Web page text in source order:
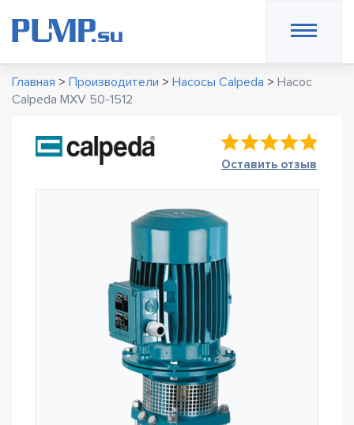
Главная > Производители > Насосы Calpeda > Насос
Calpeda MXV 50-1512
Оставить отзыв